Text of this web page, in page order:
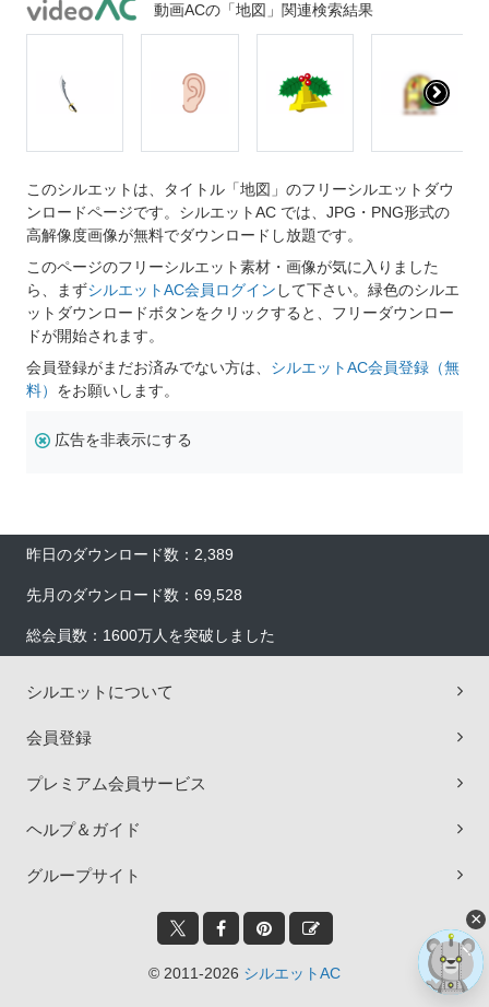
動画ACの「地図」関連検索結果
このシルエットは、タイトル「地図」のフリーシルエットダウ
ンロードページです。シルエットAC では、JPG・PNG形式の
高解像度画像が無料でダウンロードし放題です。
このページのフリーシルエット素材・画像が気に入りました
ら、まずシルエットAC会員ログイン して下さい。緑色のシルエ
ットダウンロードボタンをクリックすると、フリーダウンロー
ドが開始されます。
会員登録がまだお済みでない方は、 シルエットAC会員登録（無
料） をお願いします。
広告を非表示にする
昨日のダウンロード数：2,389
先月のダウンロード数：69,528
総会員数：1600万人を突破しました
シルエットについて
会員登録
プレミアム会員サービス
ヘルプ＆ガイド
グループサイト
© 2011-2026 シルエットAC
×